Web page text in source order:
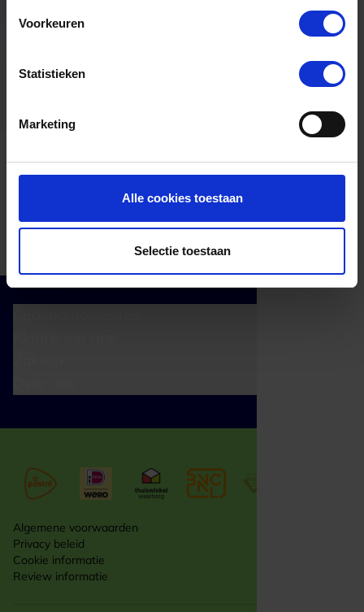
Voorkeuren
Statistieken
Marketing
Alle cookies toestaan
Selectie toestaan
3341EB Hendrik-Ido-Ambacht
0630491915
Algemene voorwaarden
Privacy beleid
Cookie informatie
Review informatie